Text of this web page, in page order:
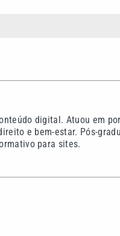
digital. Atuou em
e bem-estar. Pós-
para sites.